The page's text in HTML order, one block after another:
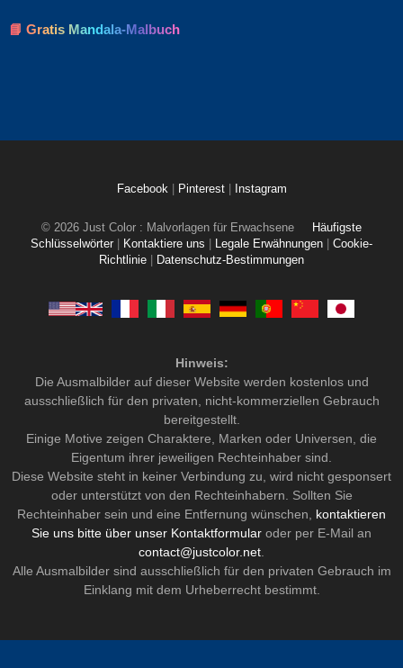
📘 Gratis Mandala-Malbuch
Facebook Pinterest Instagram
© 2026 Just Color : Malvorlagen für Erwachsene
Häufigste
Schlüsselwörter
Kontaktiere uns Legale Erwähnungen
Cookie-
Richtlinie
Datenschutz-Bestimmungen
Hinweis:
Die Ausmalbilder auf dieser Website werden kostenlos und
ausschließlich für den privaten, nicht-kommerziellen Gebrauch
bereitgestellt.
Einige Motive zeigen Charaktere, Marken oder Universen, die
Eigentum ihrer jeweiligen Rechteinhaber sind.
Diese Website steht in keiner Verbindung zu, wird nicht gesponsert
oder unterstützt von den Rechteinhabern. Sollten Sie
Rechteinhaber sein und eine Entfernung wünschen, kontaktieren
Sie uns bitte über unser Kontaktformular oder per E-Mail an
contact@justcolor.net
Alle Ausmalbilder sind ausschließlich für den privaten Gebrauch im
Einklang mit dem Urheberrecht bestimmt.